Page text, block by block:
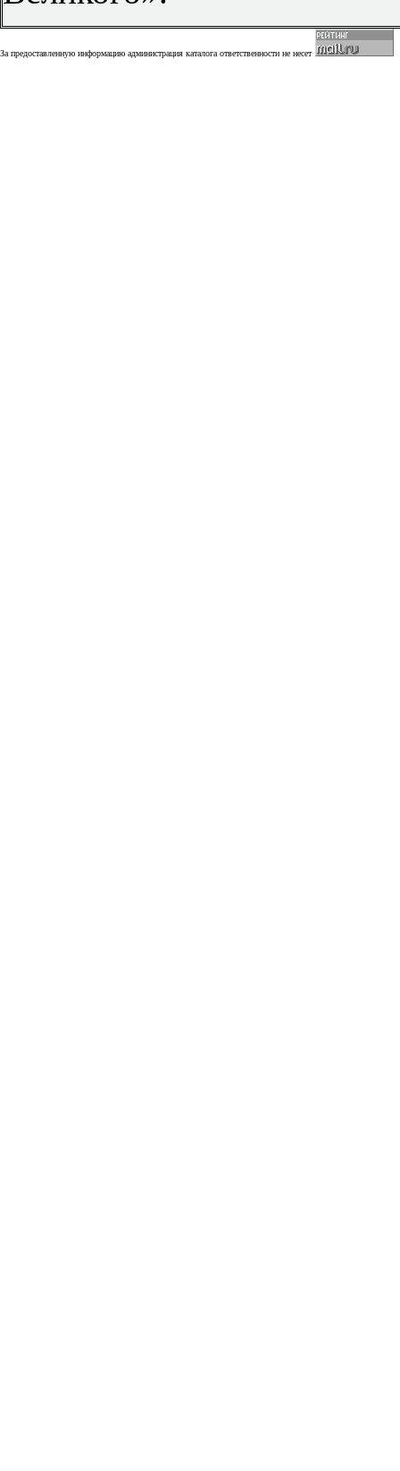
За предоставленную информацию администрация каталога ответственности не несет